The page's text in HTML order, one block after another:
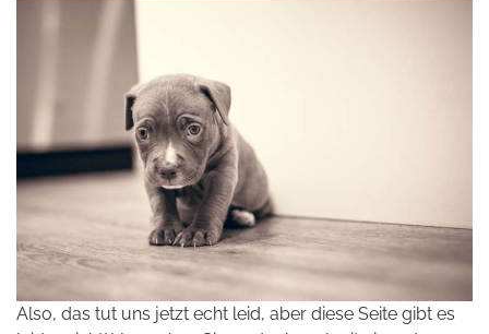
Also, das tut uns jetzt echt leid, aber diese Seite gibt es